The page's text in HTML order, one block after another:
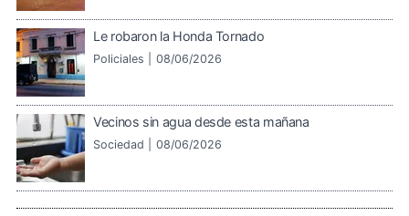
Le robaron la Honda Tornado
Policiales | 08/06/2026
Vecinos sin agua desde esta mañana
Sociedad | 08/06/2026